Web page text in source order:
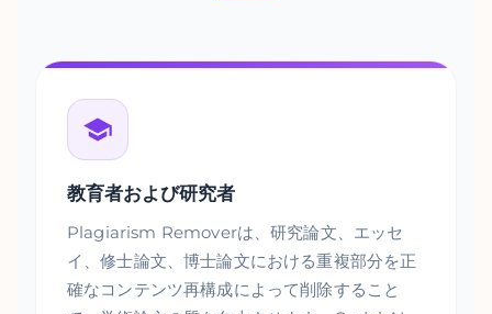
教育者および研究者
Plagiarism Removerは、研究論文、エッセ
イ、修士論文、博士論文における重複部分を正
確なコンテンツ再構成によって削除すること